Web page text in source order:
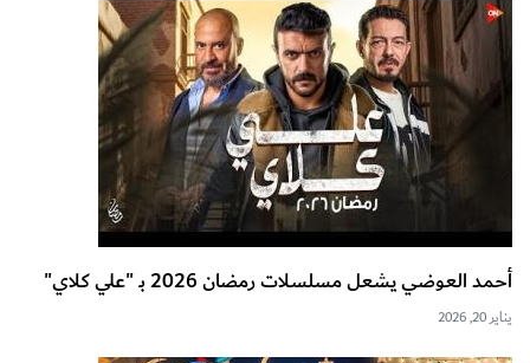
أحمد العوضي يشعل مسلسلات رمضان 2026 بـ "علي كلاي"
يناير 20, 2026